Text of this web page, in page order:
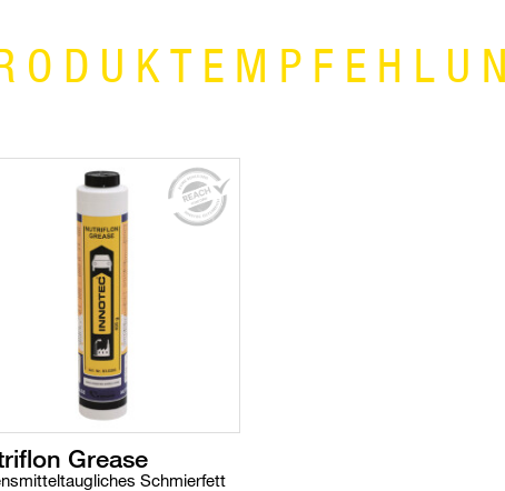
Grease
Schmierfett